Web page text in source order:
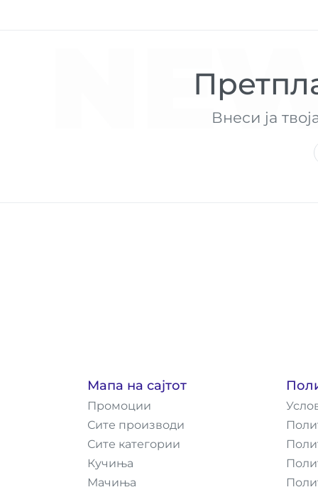
Внеси ја
Мапа на сајтот
Промоции
Сите производи
Сите категории
Кучиња
Мачиња